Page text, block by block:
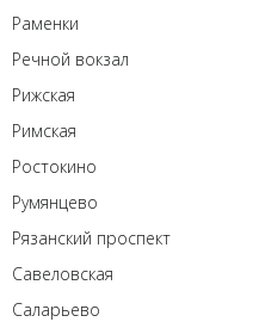
Раменки
Речной вокзал
Рижская
Римская
Ростокино
Румянцево
Рязанский проспект
Савеловская
Саларьево